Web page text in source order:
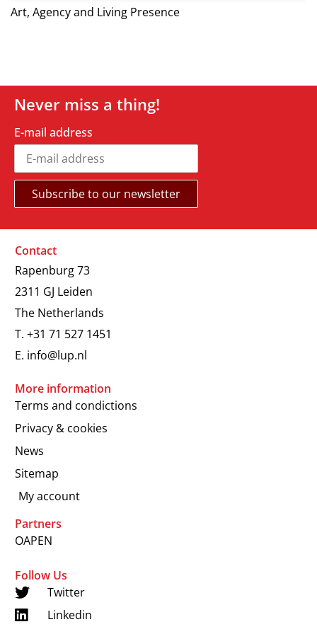
Art, Agency and Living Presence
Never miss a thing!
E-mail address
Contact
Rapenburg 73
2311 GJ Leiden
The Netherlands
T. +31 71 527 1451
E. info@lup.nl
More information
Terms and condictions
Privacy & cookies
News
Sitemap
My account
Partners
OAPEN
Follow Us
Twitter
Linkedin